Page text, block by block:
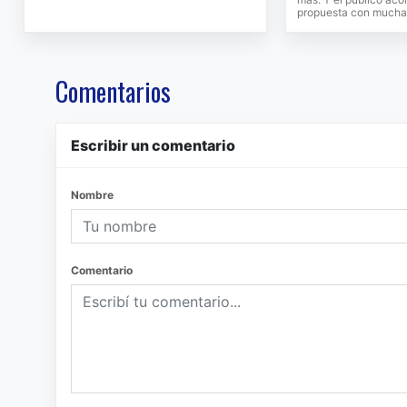
propuesta con
Comentarios
Escribir un comentario
Nombre
Comentario